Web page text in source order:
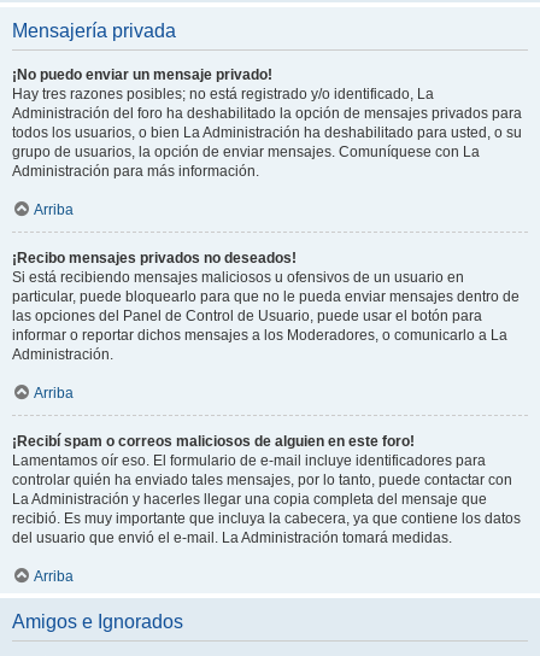
Mensajería privada
¡No puedo enviar un mensaje privado!
Hay tres razones posibles; no está registrado y/o identificado, La
Administración del foro ha deshabilitado la opción de mensajes privados para
todos los usuarios, o bien La Administración ha deshabilitado para usted, o su
grupo de usuarios, la opción de enviar mensajes. Comuníquese con La
Administración para más información.
Arriba
¡Recibo mensajes privados no deseados!
Si está recibiendo mensajes maliciosos u ofensivos de un usuario en
particular, puede bloquearlo para que no le pueda enviar mensajes dentro de
las opciones del Panel de Control de Usuario, puede usar el botón para
informar o reportar dichos mensajes a los Moderadores, o comunicarlo a La
Administración.
Arriba
¡Recibí spam o correos maliciosos de alguien en este foro!
Lamentamos oír eso. El formulario de e-mail incluye identificadores para
controlar quién ha enviado tales mensajes, por lo tanto, puede contactar con
La Administración y hacerles llegar una copia completa del mensaje que
recibió. Es muy importante que incluya la cabecera, ya que contiene los datos
del usuario que envió el e-mail. La Administración tomará medidas.
Arriba
Amigos e Ignorados